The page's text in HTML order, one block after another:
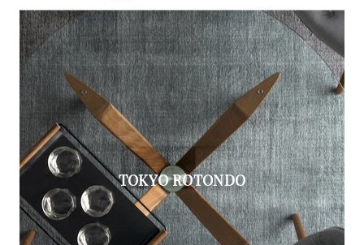
TOKYO ROTONDO